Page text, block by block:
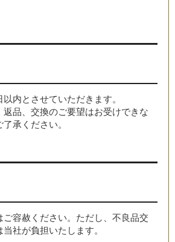
内とさせていただきます。
返品、交換のご要望はお受けできな
承ください。
ご容赦ください。ただし、不良品交
社が負担いたします。